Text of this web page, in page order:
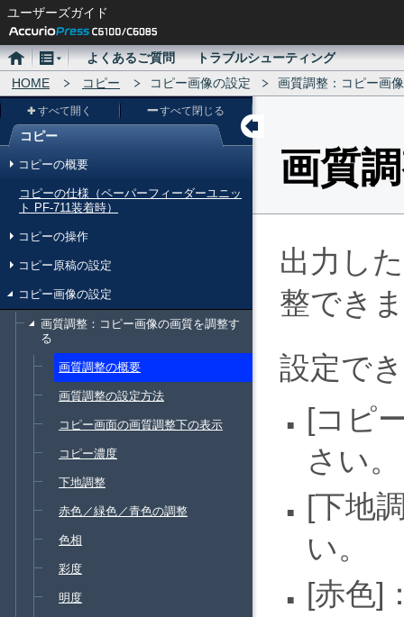
ユーザーズガイド
ホ
ー
メ
ニ
ュ
ー
よくあるご質問
トラブルシューティング
HOME
コピー コピー画像の設定 画質調整：コピー画
メ
ー
コピー
すべて開く すべて閉じる
コピーの概要
コピーの仕様（ペーパーフィーダーユニッ
ト PF-711装着時）
コピーの操作
コピー原稿の設定
コピー画像の設定
画質調整：コピー画像の画質を調整す
る
画質調整の概要
画質調整の設定方法
コピー画面の画質調整下の表示
コピー濃度
下地調整
赤色／緑色／青色の調整
色相
彩度
明度
画質
出力し
整でき
設定で
コピ
さい。
下地
い。
赤色